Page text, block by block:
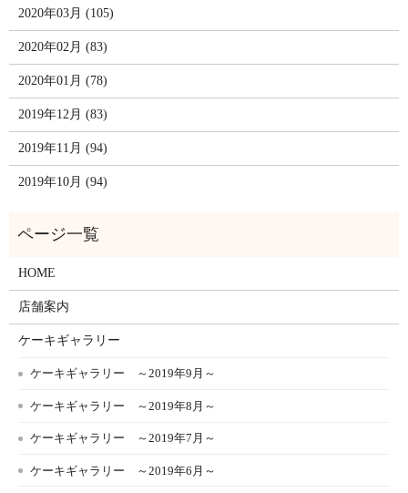
2020年03月 (105)
2020年02月 (83)
2020年01月 (78)
2019年12月 (83)
2019年11月 (94)
2019年10月 (94)
HOME
店舗案内
ケーキギャラリー
ケーキギャラリー ～2019年9月～
ケーキギャラリー ～2019年8月～
ケーキギャラリー ～2019年7月～
ケーキギャラリー ～2019年6月～